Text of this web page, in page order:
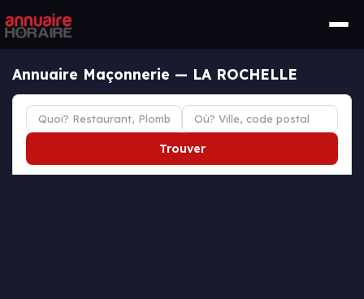
Annuaire Maçonnerie — LA ROCHELLE
Trouver